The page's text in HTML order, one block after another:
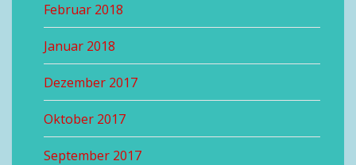
Februar 2018
Januar 2018
Dezember 2017
Oktober 2017
September 2017